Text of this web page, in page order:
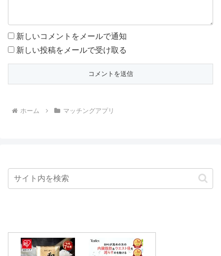
新しいコメントをメールで通知
新しい投稿をメールで受け取る
ホーム マッチングアプリ